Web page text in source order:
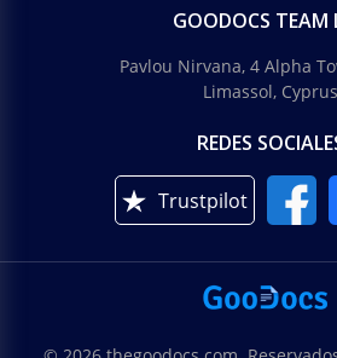
GOODOCS TEAM
Pavlou Nirvana, 4 Alpha
Limassol, Cyprus
REDES
Trustpilot